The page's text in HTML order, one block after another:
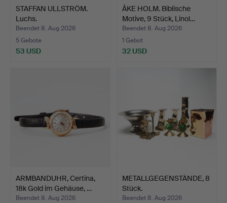
STAFFAN ULLSTRÖM.
Luchs.
Beendet 8. Aug 2026
5 Gebote
53 USD
ÅKE HOLM. Biblische
Motive, 9 Stück, Linol…
Beendet 8. Aug 2026
1 Gebot
32 USD
ARMBANDUHR, Certina,
18k Gold im Gehäuse, …
Beendet 8. Aug 2026
METALLGEGENSTÄNDE, 8
Stück.
Beendet 8. Aug 2026